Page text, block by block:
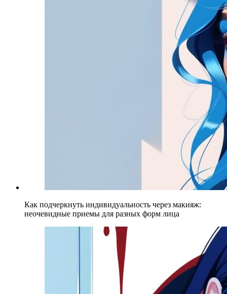
Как подчеркнуть индивидуальность через макияж:
неочевидные приемы для разных форм лица